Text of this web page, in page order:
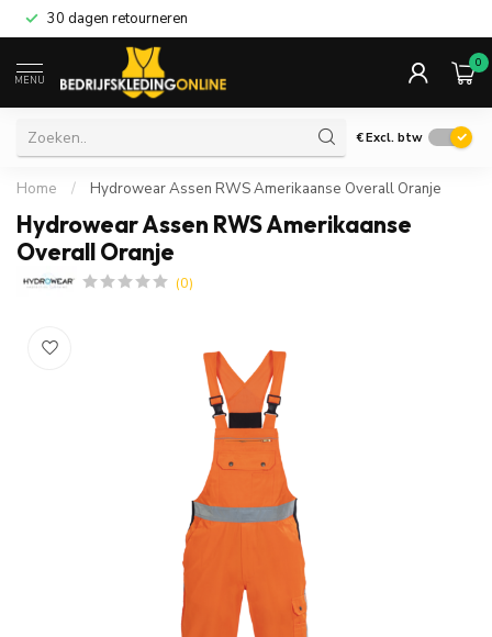
30 dagen retourneren
MENU
0
€Excl. btw
Home / Hydrowear Assen RWS Amerikaanse Overall Oranje
Hydrowear Assen RWS Amerikaanse
Overall Oranje
(0)